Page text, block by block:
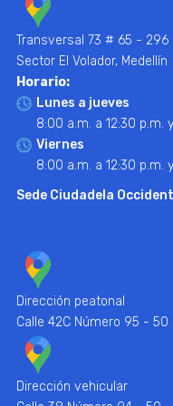
Transversal 73 # 65 - 296
Sector El Volador, Medellín
Horario:
Lunes a jueves
8:00 a.m. a 12:30 p.m.
Viernes
8:00 a.m. a 12:30 p.m.
Sede Ciudadela
Dirección peatonal
Calle 42C Número 95 - 50
Dirección vehicular